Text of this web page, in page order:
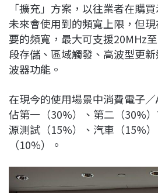
「擴充」方案，以往業者在購
未來會使用到的頻寬上限，但
要的頻寬，最大可支援20MHz
段存儲、區域觸發、高波型更
波器功能。
在現今的使用場景中消費電子
佔第一（30%）、第二（30%
源測試（15%）、汽車（15%
（10%）。